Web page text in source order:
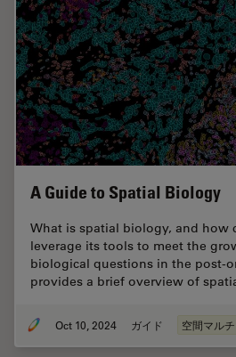
A Guide to Spatial Biology
What is spatial biology, and how
leverage its tools to meet the
biological questions in the post-
provides a brief overview of
Oct 10, 2024 ガイド 空間マル